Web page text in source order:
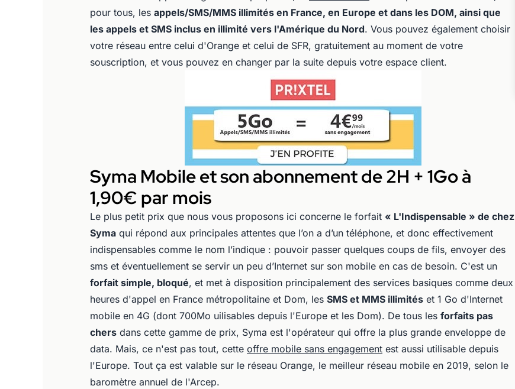
pour tous, les appels/SMS/MMS illimités en France, en Europe et dans les DOM, ainsi que
les appels et SMS inclus en illimité vers l'Amérique du Nord. Vous pouvez également choisir
votre réseau entre celui d'Orange et celui de SFR, gratuitement au moment de votre
souscription, et vous pouvez en changer par la suite depuis votre espace client.
Syma Mobile et son abonnement de 2H + 1Go à
1,90€ par mois
Le plus petit prix que nous vous proposons ici concerne le forfait « L'Indispensable » de chez
Syma qui répond aux principales attentes que l’on a d’un téléphone, et donc effectivement
indispensables comme le nom l’indique : pouvoir passer quelques coups de fils, envoyer des
sms et éventuellement se servir un peu d’Internet sur son mobile en cas de besoin. C'est un
forfait simple, bloqué, et met à disposition principalement des services basiques comme deux
heures d'appel en France métropolitaine et Dom, les SMS et MMS illimités et 1 Go d'Internet
mobile en 4G (dont 700Mo uilisables depuis l'Europe et les Dom). De tous les forfaits pas
chers dans cette gamme de prix, Syma est l'opérateur qui offre la plus grande enveloppe de
data. Mais, ce n'est pas tout, cette offre mobile sans engagement est aussi utilisable depuis
l'Europe. Tout ça est valable sur le réseau Orange, le meilleur réseau mobile en 2019, selon le
baromètre annuel de l'Arcep.